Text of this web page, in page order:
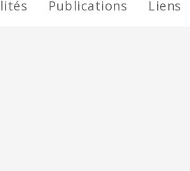
Publications Liens